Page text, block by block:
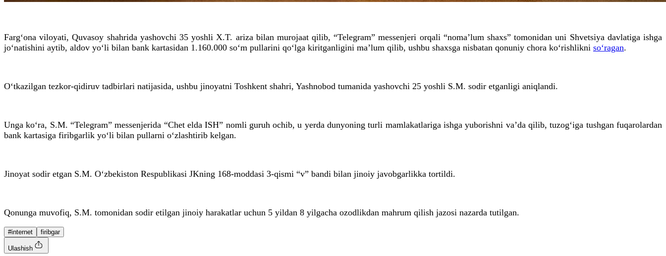
Farg‘ona viloyati, Quvasoy shahrida yashovchi 35 yoshli X.T. ariza bilan murojaat qilib, “Telegram” messenjeri orqali “nomaʼlum shaxs” tomonidan uni Shvetsiya davlatiga ishga
jo‘natishini aytib, aldov yo‘li bilan bank kartasidan 1.160.000 so‘m pullarini qo‘lga kiritganligini maʼlum qilib, ushbu shaxsga nisbatan qonuniy chora ko‘rishlikni so‘ragan.
O‘tkazilgan tezkor-qidiruv tadbirlari natijasida, ushbu jinoyatni Toshkent shahri, Yashnobod tumanida yashovchi 25 yoshli S.M. sodir etganligi aniqlandi.
Unga ko‘ra, S.M. “Telegram” messenjerida “Chet elda ISH” nomli guruh ochib, u yerda dunyoning turli mamlakatlariga ishga yuborishni vaʼda qilib, tuzog‘iga tushgan fuqarolardan
bank kartasiga firibgarlik yo‘li bilan pullarni o‘zlashtirib kelgan.
Jinoyat sodir etgan S.M. O‘zbekiston Respublikasi JKning 168-moddasi 3-qismi “v” bandi bilan jinoiy javobgarlikka tortildi.
Qonunga muvofiq, S.M. tomonidan sodir etilgan jinoiy harakatlar uchun 5 yildan 8 yilgacha ozodlikdan mahrum qilish jazosi nazarda tutilgan.
#internet firibgar
Ulashish